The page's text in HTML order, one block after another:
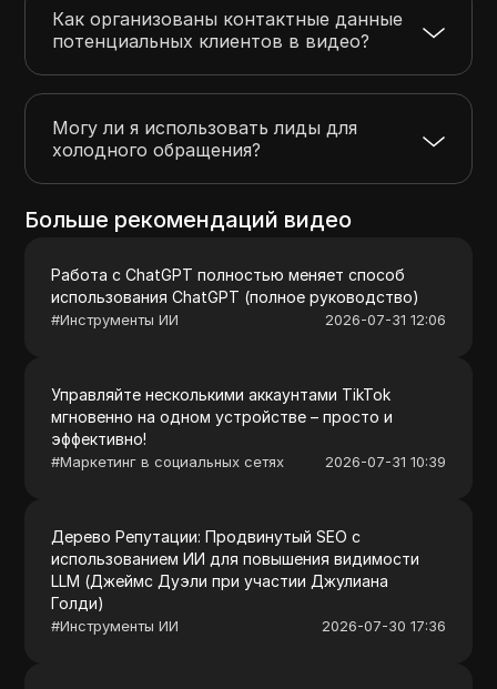
Как организованы контактные данные
потенциальных клиентов в видео?
Могу ли я использовать лиды для
холодного обращения?
Больше рекомендаций видео
Работа с ChatGPT полностью меняет способ
использования ChatGPT (полное руководство)
#Инструменты ИИ 2026-07-31 12:06
Управляйте несколькими аккаунтами TikTok
мгновенно на одном устройстве – просто и
эффективно!
#Маркетинг в социальных сетях 2026-07-31 10:39
Дерево Репутации: Продвинутый SEO с
использованием ИИ для повышения видимости
LLM (Джеймс Дуэли при участии Джулиана
Голди)
#Инструменты ИИ 2026-07-30 17:36